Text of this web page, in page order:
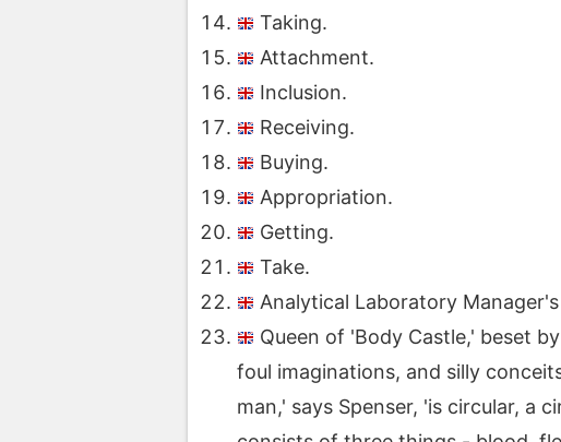
Taking.
Attachment.
Inclusion.
Receiving.
Buying.
Appropriation.
Getting.
Take.
Analytical Laboratory
Queen of 'Body Castle,' beset
foul imaginations, and silly
man,' says Spenser, 'is circular, a